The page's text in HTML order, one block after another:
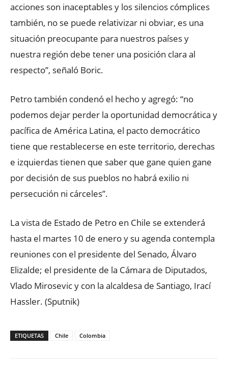
acciones son inaceptables y los silencios cómplices
también, no se puede relativizar ni obviar, es una
situación preocupante para nuestros países y
nuestra región debe tener una posición clara al
respecto”, señaló Boric.
Petro también condenó el hecho y agregó: “no
podemos dejar perder la oportunidad democrática y
pacífica de América Latina, el pacto democrático
tiene que restablecerse en este territorio, derechas
e izquierdas tienen que saber que gane quien gane
por decisión de sus pueblos no habrá exilio ni
persecución ni cárceles”.
La vista de Estado de Petro en Chile se extenderá
hasta el martes 10 de enero y su agenda contempla
reuniones con el presidente del Senado, Álvaro
Elizalde; el presidente de la Cámara de Diputados,
Vlado Mirosevic y con la alcaldesa de Santiago, Irací
Hassler. (Sputnik)
ETIQUETAS Chile Colombia